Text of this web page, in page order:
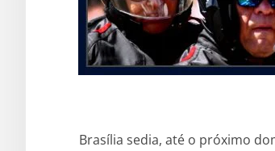
Brasília sedia, até o próximo